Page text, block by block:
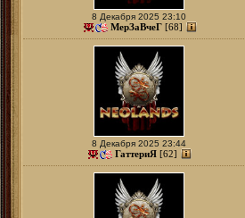
8 Декабря 2025 23:10
МерЗаВчеГ [68]
8 Декабря 2025 23:44
ГаттериЯ [62]